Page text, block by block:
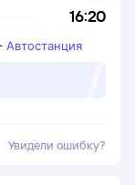
16:20
Автостанция
Увидели ошибку?